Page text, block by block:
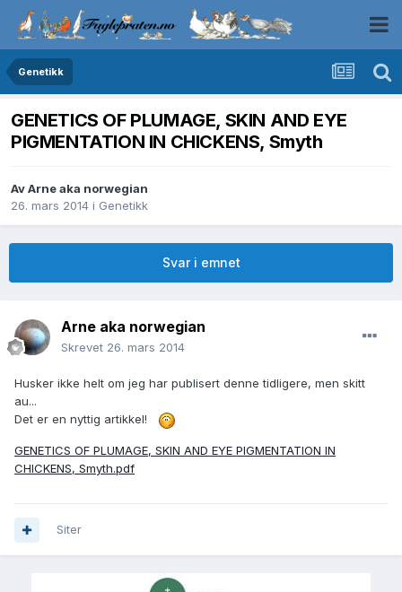
Genetikk
GENETICS OF PLUMAGE, SKIN AND EYE
PIGMENTATION IN CHICKENS, Smyth
AvArne aka norwegian
26. mars 2014 i Genetikk
Svar i emnet
Arne aka norwegian
Skrevet 26. mars 2014
Husker ikke helt om jeg har publisert denne tidligere, men skitt
au...
Det er en nyttig artikkel!
GENETICS OF PLUMAGE, SKIN AND EYE PIGMENTATION IN
CHICKENS, Smyth.pdf
Siter